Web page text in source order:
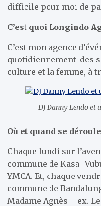
difficile pour moi de
C’est quoi Longindo
C’est mon agence
quotidiennement des
culture et la femme, à
DJ Danny Lendo et
Où et quand se
Chaque lundi sur
commune de Kasa-
YMCA. Et, chaque
commune de
Madame Agnès – ex.